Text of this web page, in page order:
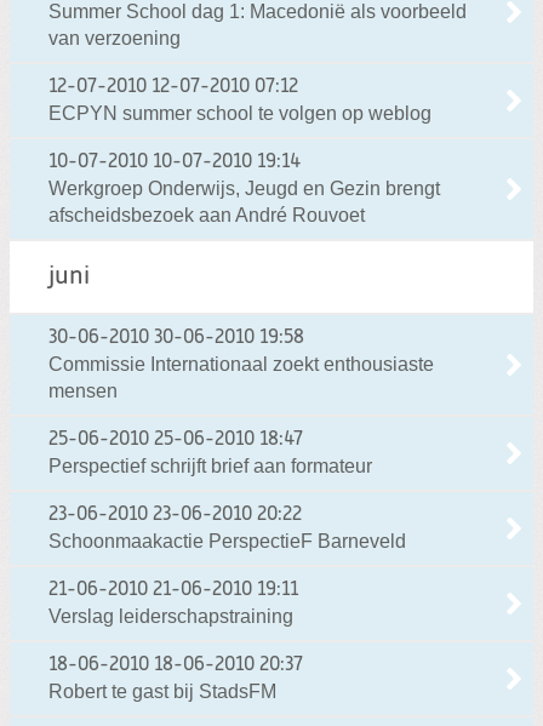
Summer School dag 1: Macedonië als voorbeeld
van verzoening
12-07-2010 12-07-2010 07:12
ECPYN summer school te volgen op weblog
10-07-2010 10-07-2010 19:14
Werkgroep Onderwijs, Jeugd en Gezin brengt
afscheidsbezoek aan André Rouvoet
juni
30-06-2010 30-06-2010 19:58
Commissie Internationaal zoekt enthousiaste
mensen
25-06-2010 25-06-2010 18:47
Perspectief schrijft brief aan formateur
23-06-2010 23-06-2010 20:22
Schoonmaakactie PerspectieF Barneveld
21-06-2010 21-06-2010 19:11
Verslag leiderschapstraining
18-06-2010 18-06-2010 20:37
Robert te gast bij StadsFM